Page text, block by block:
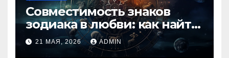
Совместимость знаков
зодиака в любви: как найти
идеальную пару и
избежать конфликтов
21 МАЯ, 2026 ADMIN